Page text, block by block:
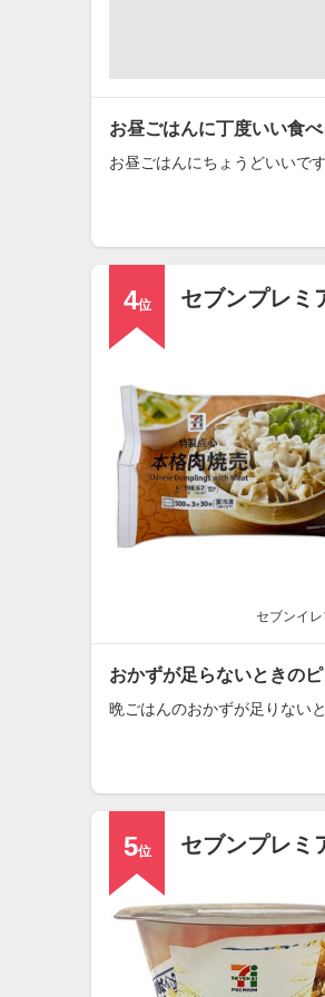
お昼ごはんに丁度いい食べ
お昼ごはんにちょうどいいで
4位 セブンプレミ
セブンイ
おかずが足らないときの
晩ごはんのおかずが足りない
5位 セブンプレミ